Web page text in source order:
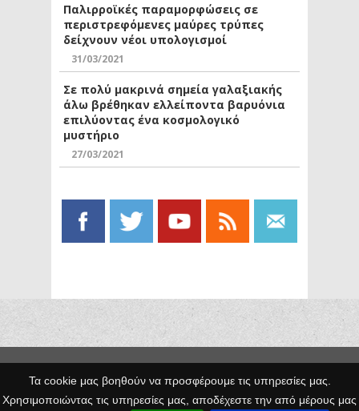
Τα cookie μας βοηθούν να προσφέρουμε τις υπηρεσίες μας.
Χρησιμοποιώντας τις υπηρεσίες μας, αποδέχεστε την από μέρους μας
Παλιρροϊκές παραμορφώσεις σε
περιστρεφόμενες μαύρες τρύπες
δείχνουν νέοι υπολογισμοί
31/03/2021
Σε πολύ μακρινά σημεία γαλαξιακής
άλω βρέθηκαν ελλείποντα βαρυόνια
επιλύοντας ένα κοσμολογικό
μυστήριο
27/03/2021
Κατασκευή
Ιστοσελίδων